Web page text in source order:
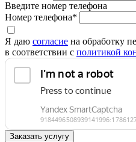
Введите номер телефона
Номер телефона*
Я даю согласие на обработку
в соответствии с политикой